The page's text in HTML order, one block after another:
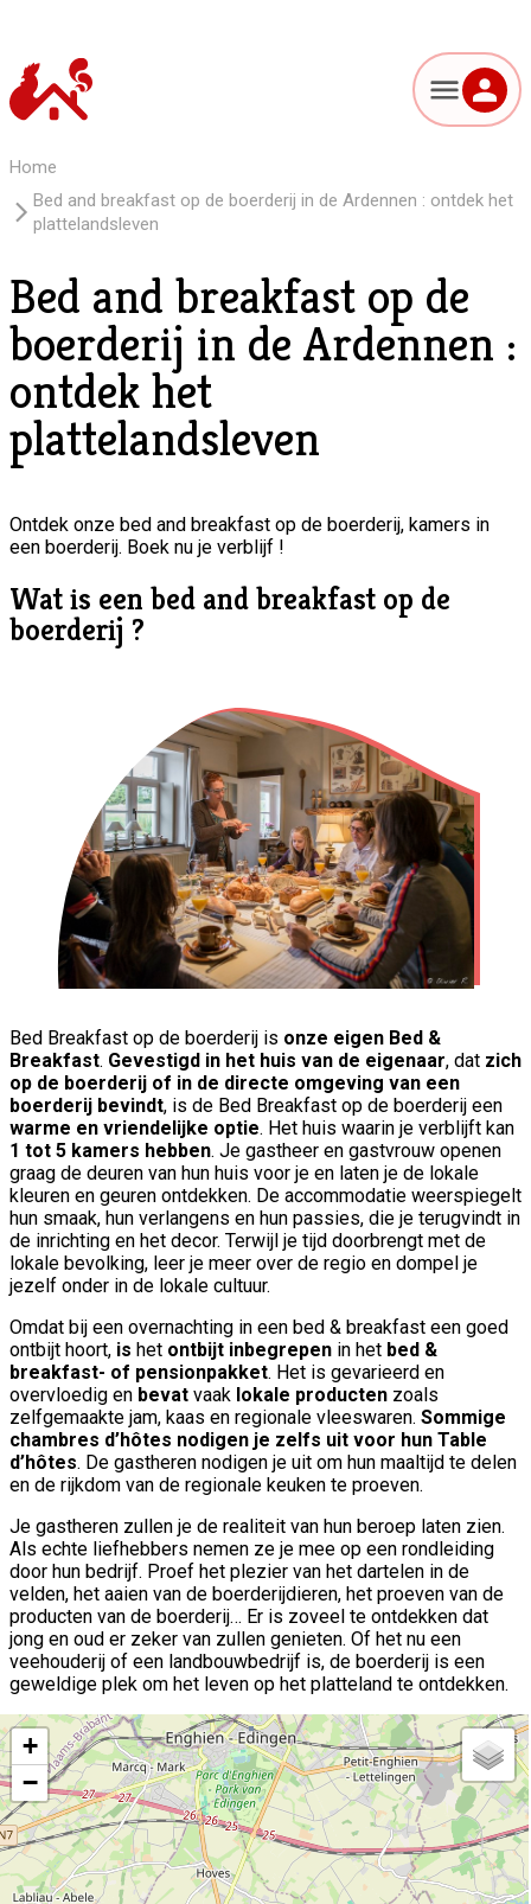
Home
Bed and breakfast op de boerderij in de Ardennen : ontdek het
plattelandsleven
Bed and breakfast op de
boerderij in de Ardennen :
ontdek het
plattelandsleven
Ontdek onze bed and breakfast op de boerderij, kamers in
een boerderij. Boek nu je verblijf !
Wat is een bed and breakfast op de
boerderij ?
Bed Breakfast op de boerderij is onze eigen Bed &
Breakfast. Gevestigd in het huis van de eigenaar, dat zich
op de boerderij of in de directe omgeving van een
boerderij bevindt, is de Bed Breakfast op de boerderij een
warme en vriendelijke optie. Het huis waarin je verblijft kan
1 tot 5 kamers hebben. Je gastheer en gastvrouw openen
graag de deuren van hun huis voor je en laten je de lokale
kleuren en geuren ontdekken. De accommodatie weerspiegelt
hun smaak, hun verlangens en hun passies, die je terugvindt in
de inrichting en het decor. Terwijl je tijd doorbrengt met de
lokale bevolking, leer je meer over de regio en dompel je
jezelf onder in de lokale cultuur.
Omdat bij een overnachting in een bed & breakfast een goed
ontbijt hoort, is het ontbijt inbegrepen in het bed &
breakfast- of pensionpakket. Het is gevarieerd en
overvloedig en bevat vaak lokale producten zoals
zelfgemaakte jam, kaas en regionale vleeswaren. Sommige
chambres d’hôtes nodigen je zelfs uit voor hun Table
d’hôtes. De gastheren nodigen je uit om hun maaltijd te delen
en de rijkdom van de regionale keuken te proeven.
Je gastheren zullen je de realiteit van hun beroep laten zien.
Als echte liefhebbers nemen ze je mee op een rondleiding
door hun bedrijf. Proef het plezier van het dartelen in de
velden, het aaien van de boerderijdieren, het proeven van de
producten van de boerderij… Er is zoveel te ontdekken dat
jong en oud er zeker van zullen genieten. Of het nu een
veehouderij of een landbouwbedrijf is, de boerderij is een
geweldige plek om het leven op het platteland te ontdekken.
+
−